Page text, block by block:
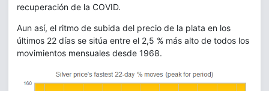
recuperación de la COVID.
Aun así, el ritmo de subida del precio de la plata en los
últimos 22 días se sitúa entre el 2,5 % más alto de todos los
movimientos mensuales desde 1968.